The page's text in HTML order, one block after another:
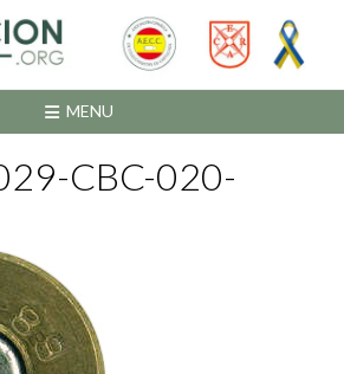
MENU
CBC-020-